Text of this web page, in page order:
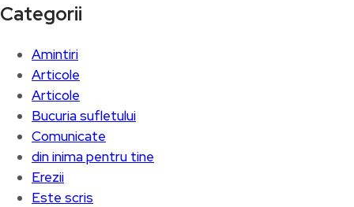
Categorii
Amintiri
Articole
Articole
Bucuria sufletului
Comunicate
din inima pentru tine
Erezii
Este scris